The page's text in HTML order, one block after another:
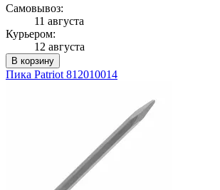
Самовывоз:
11 августа
Курьером:
12 августа
В корзину
Пика Patriot 812010014